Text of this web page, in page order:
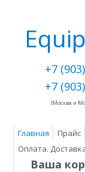
+7
+7
(Москва и
Главная Прайс
Оплата.
Ваша